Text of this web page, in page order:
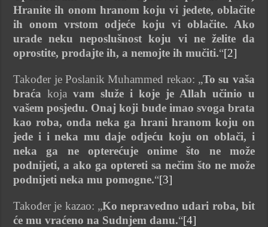
Hranite ih onom hranom koju vi jedete, oblačite
ih onom vrstom odjeće koju vi oblačite. Ako
urade neku neposlušnost koju vi ne želite da
oprostite, prodajte ih, a nemojte ih mučiti.“[2]
Također je Poslanik Muhammed rekao: „To su vaša
braća kojavam služe i koje je Allah učinio u
vašem posjedu. Onaj koji bude imao svoga brata
kao roba, onda neka ga hrani hranom koju on
jede i i neka mu daje odjeću koju on oblači, i
neka ga ne opterećuje onime što ne može
podnijeti, a ako ga optereti sa nečim što ne može
podnijeti neka mu pomogne.“[3]
Također je kazao: „Ko nepravedno udari roba, bit
će mu vraćeno na Sudnjem danu.“[4]